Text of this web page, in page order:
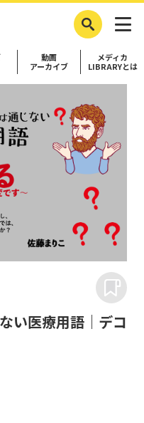
動画
アーカイブ
メディカ
LIBRARYとは
い医療用語｜デコ